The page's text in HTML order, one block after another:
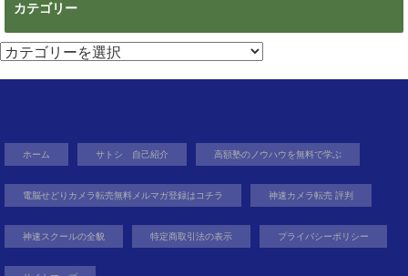
カテゴリー
カ
ホーム サトシ 自己紹介 高額塾のノウハウを無料で学ぶ
電脳せどりカメラ転売無料メルマガ登録はコチラ 神速カメラ転売 評判
神速スクールの全貌 特定商取引法の表示 プライバシーポリシー